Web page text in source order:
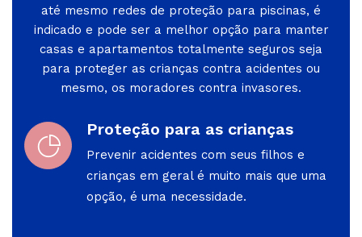
até mesmo redes de proteção para piscinas, é
indicado e pode ser a melhor opção para manter
casas e apartamentos totalmente seguros seja
para proteger as crianças contra acidentes ou
mesmo, os moradores contra invasores.
Proteção para as crianças
Prevenir acidentes com seus filhos e
crianças em geral é muito mais que uma
opção, é uma necessidade.